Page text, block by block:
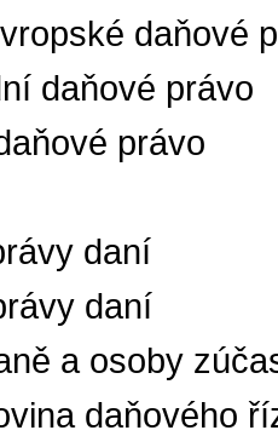
daňové
daňové právo
právo
daní
daní
a osoby
daňového